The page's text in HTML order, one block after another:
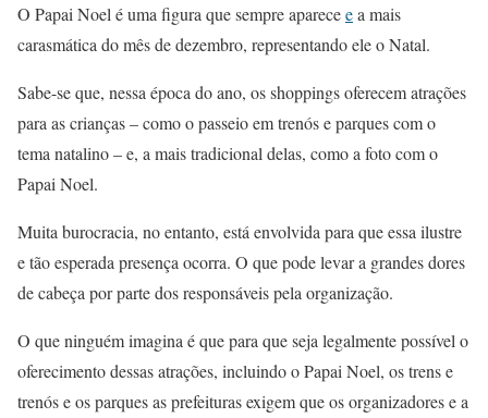
O Papai Noel é uma figura que sempre apareceea mais
carasmática do mês de dezembro, representando ele o Natal.
Sabe-se que, nessa época do ano, os shoppings oferecem atrações
para as crianças – como o passeio em trenós e parques com o
tema natalino – e, a mais tradicional delas, como a foto com o
Papai Noel.
Muita burocracia, no entanto, está envolvida para que essa ilustre
e tão esperada presença ocorra. O que pode levar a grandes dores
de cabeça por parte dos responsáveis pela organização.
O que ninguém imagina é que para que seja legalmente possível o
oferecimento dessas atrações, incluindo o Papai Noel, os trens e
trenós e os parques as prefeituras exigem que os organizadores e a